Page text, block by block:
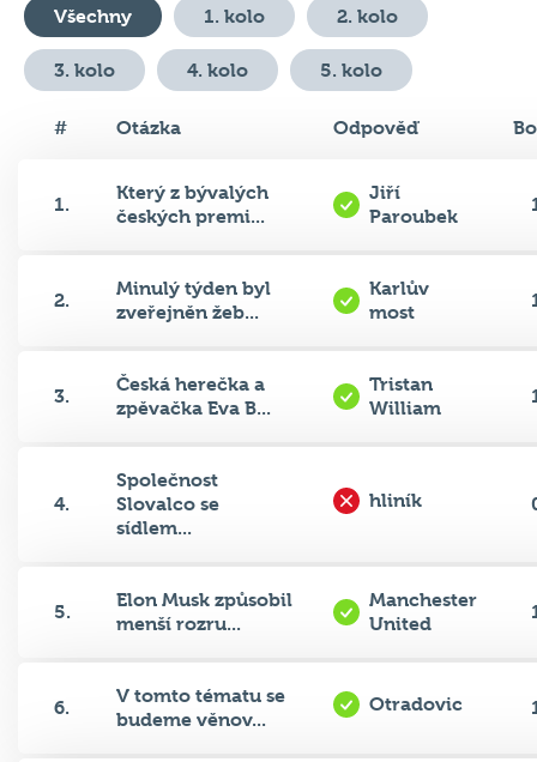
Všechny 1. kolo 2. kolo
3. kolo 4. kolo 5. kolo
# Otázka Odpověď
1.
Který z bývalých
českých premi...
Jiří
Paroubek
2.
Minulý týden byl
zveřejněn žeb...
Karlův
most
3.
Česká herečka a
zpěvačka Eva B...
Tristan
William
4.
Společnost
Slovalco se
sídlem...
hliník
5.
Elon Musk způsobil
menší rozru...
Manchester
United
6.
V tomto tématu se
budeme věnov...
Otradovic